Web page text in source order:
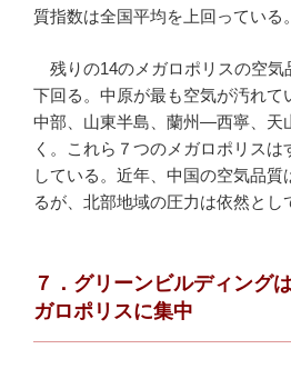
質指数は全国平均を上回っている。
残りの14のメガロポリスの空気
下回る。中原が最も空気が汚れて
中部、山東半島、蘭州—西寧、天
く。これら７つのメガロポリス
している。近年、中国の空気品質
るが、北部地域の圧力は依然とし
７．グリーンビルディング
ガロポリスに集中